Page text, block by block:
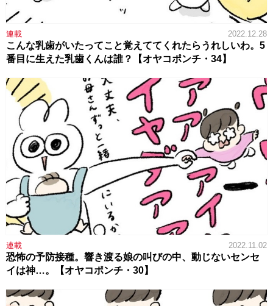
連載 2022.12.28
こんな乳歯がいたってこと覚えててくれたらうれしいわ。5
番目に生えた乳歯くんは誰？【オヤコポンチ・34】
連載 2022.11.02
恐怖の予防接種。響き渡る娘の叫びの中、動じないセンセ
イは神…。【オヤコポンチ・30】